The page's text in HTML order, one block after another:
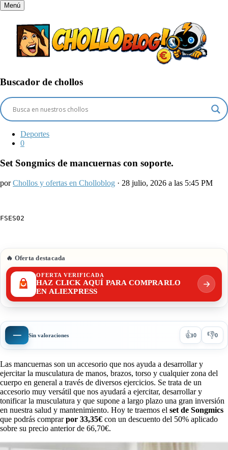
Menú
Buscador de chollos
Deportes
0
Set Songmics de mancuernas con soporte.
porChollos y ofertas en Cholloblog · 28 julio, 2026 a las 5:45 PM
FSES02
🔥 Oferta destacada
OFERTA VERIFICADA
HAZ CLICK AQUÍ PARA COMPRARLO
EN ALIEXPRESS
— Sin valoraciones 👍0 👎0
Las mancuernas son un accesorio que nos ayuda a desarrollar y
ejercitar la musculatura de manos, brazos, torso y cualquier zona del
cuerpo en general a través de diversos ejercicios. Se trata de un
accesorio muy versátil que nos ayudará a ejercitar, desarrollar y
tonificar la musculatura y que supone a largo plazo una gran inversión
en nuestra salud y mantenimiento. Hoy te traemos el set de Songmics
que podrás comprarpor 33,35€ con un descuento del 50% aplicado
sobre su precio anterior de 66,70€.